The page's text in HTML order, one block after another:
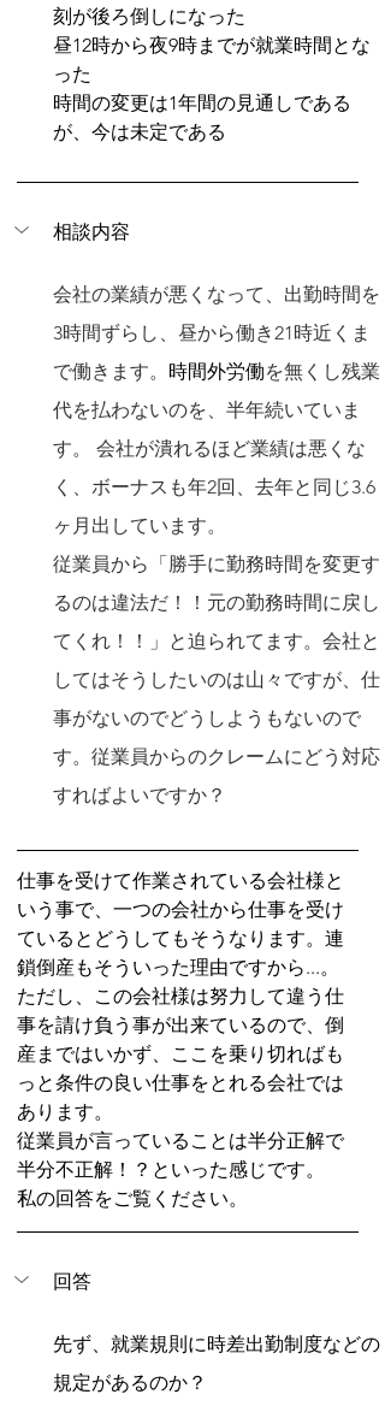
刻が後ろ倒しになった
昼12時から夜9時までが就業時間とな
った
時間の変更は1年間の見通しである
が、今は未定である
相談内容
会社の業績が悪くなって、出勤時間を
3時間ずらし、昼から働き21時近くま
で働きます。 時間外労働を無くし残業
代を払わないのを、半年続いていま
す。 会社が潰れるほど業績は悪くな
く、ボーナスも年2回、去年と同じ3.6
ヶ月出しています。
従業員から「勝手に勤務時間を変更す
るのは違法だ！！元の勤務時間に戻し
てくれ！！」と迫られてます。会社と
してはそうしたいのは山々ですが、仕
事がないのでどうしようもないので
す。従業員からのクレームにどう対応
すればよいですか？
仕事を受けて作業されている会社様と
いう事で、一つの会社から仕事を受け
ているとどうしてもそうなります。連
鎖倒産もそういった理由ですから...。
ただし、この会社様は努力して違う仕
事を請け負う事が出来ているので、倒
産まではいかず、ここを乗り切ればも
っと条件の良い仕事をとれる会社では
あります。
従業員が言っていることは半分正解で
半分不正解！？といった感じです。
私の回答をご覧ください。
回答
先ず、就業規則に時差出勤制度などの
規定があるのか？